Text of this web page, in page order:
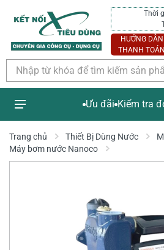
Thời
HƯỚNG DẪN
THANH TOÁN
Ưu đãi Kiểm tra
Trang chủ Thiết Bị Dùng Nước
Máy bơm nước Nanoco